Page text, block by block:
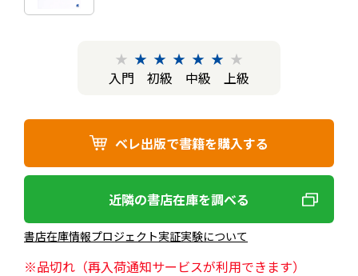
★ ★ ★ ★ ★ ★ ★
入門
初級 中級 上級
ベレ出版で書籍を購入する
近隣の書店在庫を調べる
書店在庫情報プロジェクト実証実験について
※品切れ（再入荷通知サービスが利用できます）